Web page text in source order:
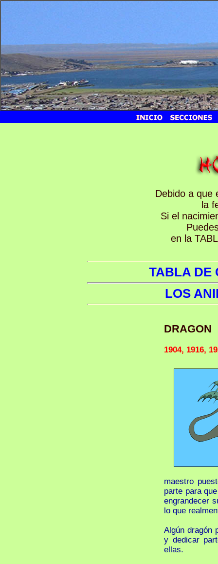
Debido a que
la
Si el
en la
TABLA DE
LOS
DRAGON
1904, 1916,
maestro
parte para
engrandecer
lo que
Algún dragón
y dedicar
ellas.